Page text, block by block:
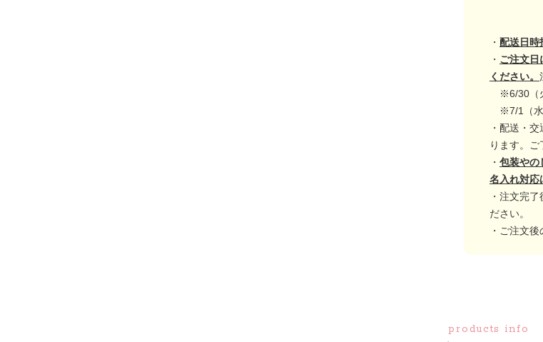
・ 配送日時
・ ご注文日
ください。
※6/30（
※7/1（水
・配送・
ります。ご
・ 包装やの
名入れ対応
・注文完
ださい。
・ご注文
products info